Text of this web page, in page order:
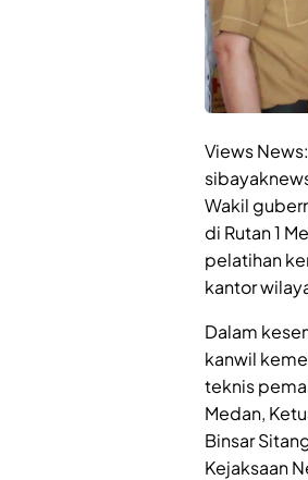
Views News:
Wakil
di Rutan 1
pelatihan
kantor
Dalam
kanwil
teknis
Medan,
Binsar
Kejaksaan